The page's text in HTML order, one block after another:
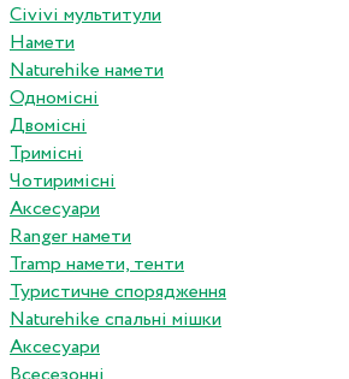
Civivi мультитули
Намети
Naturehike намети
Одномісні
Двомісні
Тримісні
Чотиримісні
Аксесуари
Ranger намети
Tramp намети, тенти
Туристичне спорядження
Naturehike спальні мішки
Аксесуари